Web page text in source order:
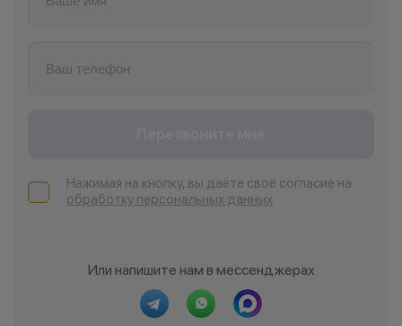
Нажимая на кнопку, вы даёте своё согласие на
обработку персональных данных
Или напишите нам в мессенджерах